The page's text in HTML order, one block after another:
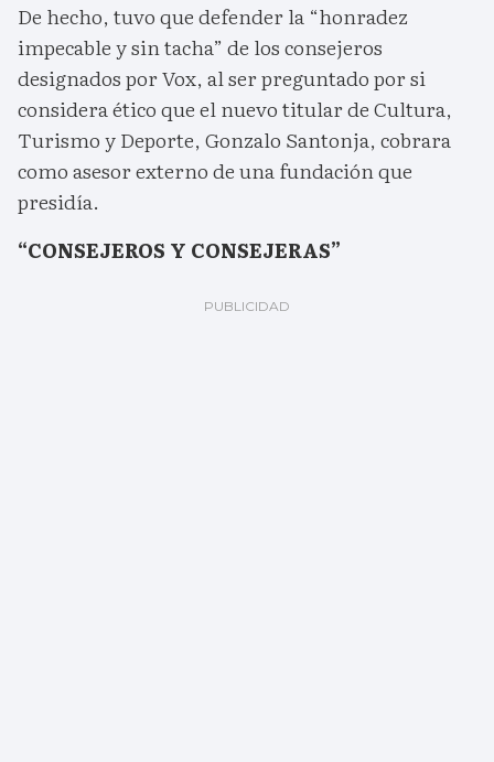
De hecho, tuvo que defender la “honradez
impecable y sin tacha” de los consejeros
designados por Vox, al ser preguntado por si
considera ético que el nuevo titular de Cultura,
Turismo y Deporte, Gonzalo Santonja, cobrara
como asesor externo de una fundación que
presidía.
“CONSEJEROS Y CONSEJERAS”